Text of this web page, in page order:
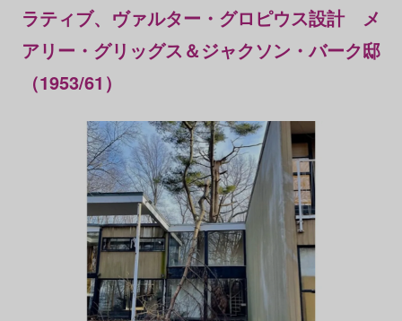
ラティブ、ヴァルター・グロピウス設計 メ
アリー・グリッグス＆ジャクソン・バーク邸
（1953/61）